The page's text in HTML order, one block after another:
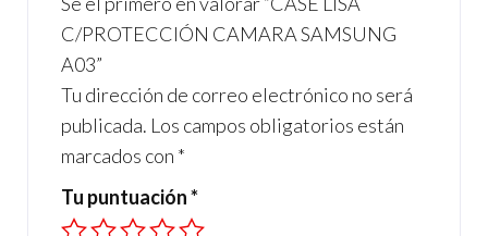
k
p
C/PROTECCIÓN CAMARA SAMSUNG
A03”
Tu dirección de correo electrónico no será
publicada. Los campos obligatorios están
marcados con *
Tu puntuación*